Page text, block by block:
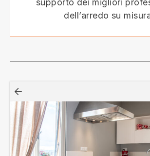
supporto dei migliori
dell’arredo su
Navigazione
articoli